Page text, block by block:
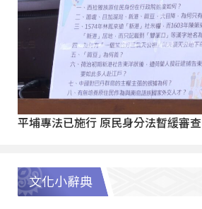
平埔專法已施行 原民身分法暫緩審查
文化小辭典